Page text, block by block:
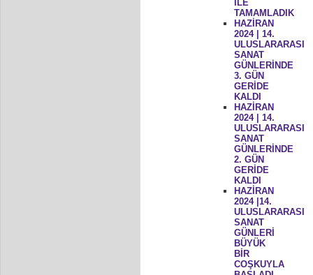
İLE
TAMAMLADIK
HAZİRAN
2024 | 14.
ULUSLARARASI
SANAT
GÜNLERİNDE
3. GÜN
GERİDE
KALDI
HAZİRAN
2024 | 14.
ULUSLARARASI
SANAT
GÜNLERİNDE
2. GÜN
GERİDE
KALDI
HAZİRAN
2024 |14.
ULUSLARARASI
SANAT
GÜNLERİ
BÜYÜK
BİR
COŞKUYLA